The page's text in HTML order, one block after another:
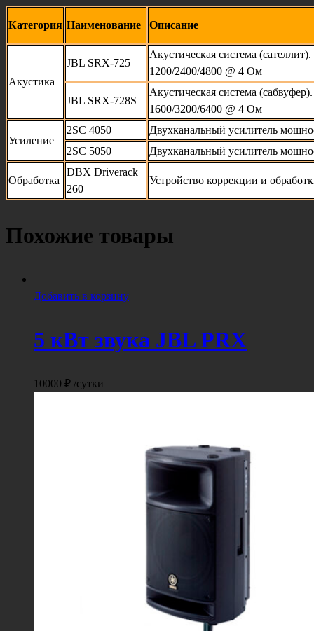
Категория Наименование Описание
Акустика
JBL SRX-725
Акустическая система
1200/2400/4800 @ 4 Ом
JBL SRX-728S
Акустическая система
1600/3200/6400 @ 4 Ом
Усиление
2SC 4050
Двухканальный усилитель
2SC 5050
Двухканальный усилитель
Обработка
DBX Driverack
260
Устройство коррекции и
Похожие товары
Добавить в корзину
5 кВт звука JBL PRX
10000 ₽ /сутки